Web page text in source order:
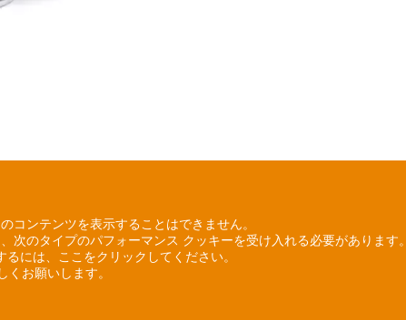
コンテンツを表示することはできません。
次のタイプのパフォーマンス クッキーを受け入れる必要があります。
るには、ここをクリックしてください。
くお願いします。